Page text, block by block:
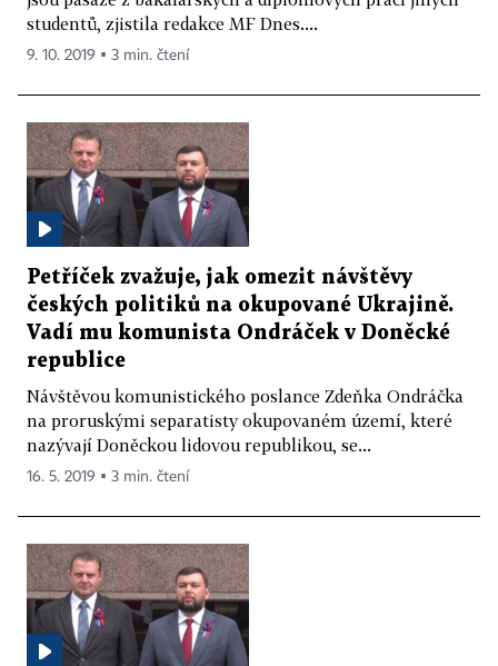
studentů, zjistila redakce MF Dnes....
9. 10. 2019 ▪ 3 min. čtení
Petříček zvažuje, jak omezit návštěvy
českých politiků na okupované Ukrajině.
Vadí mu komunista Ondráček v Doněcké
republice
Návštěvou komunistického poslance Zdeňka Ondráčka
na proruskými separatisty okupovaném území, které
nazývají Doněckou lidovou republikou, se...
16. 5. 2019 ▪ 3 min. čtení